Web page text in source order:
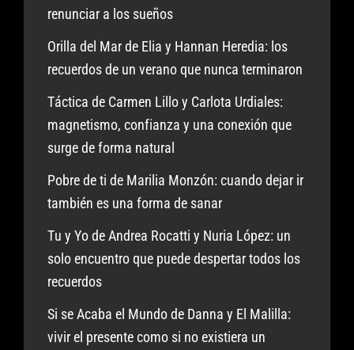
renunciar a los sueños
Orilla del Mar de Elia y Hannan Heredia: los
recuerdos de un verano que nunca terminaron
Táctica de Carmen Lillo y Carlota Urdiales:
magnetismo, confianza y una conexión que
surge de forma natural
Pobre de ti de Marilia Monzón: cuando dejar ir
también es una forma de sanar
Tu y Yo de Andrea Rocatti y Nuria López: un
solo encuentro que puede despertar todos los
recuerdos
Si se Acaba el Mundo de Danna y El Malilla:
vivir el presente como si no existiera un